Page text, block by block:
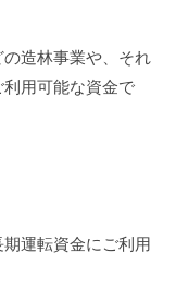
の造林事業や、それ
用可能な資金で
期運転資金にご利用